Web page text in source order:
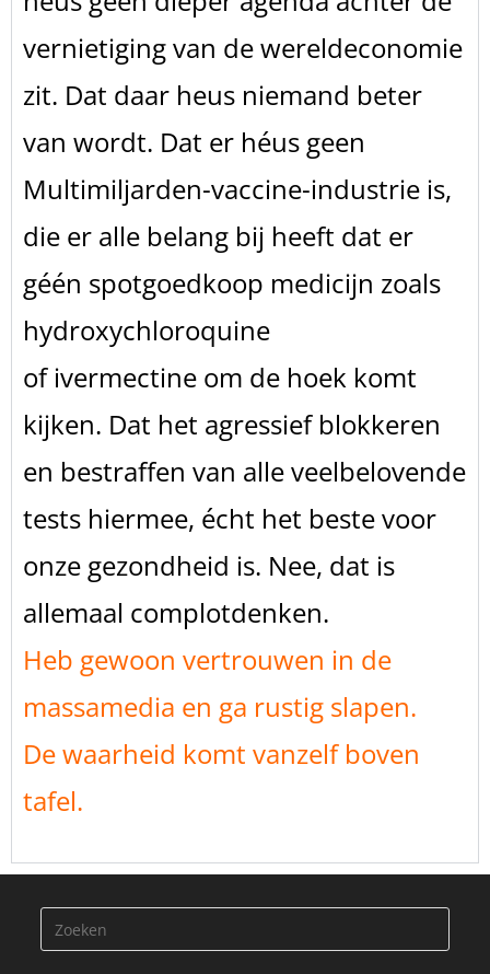
vernietiging van de wereldeconomie
zit. Dat daar heus niemand beter
van wordt. Dat er héus geen
Multimiljarden-vaccine-industrie is,
die er alle belang bij heeft dat er
géén spotgoedkoop medicijn zoals
hydroxychloroquine
of ivermectine om de hoek komt
kijken. Dat het agressief blokkeren
en bestraffen van alle veelbelovende
tests hiermee, écht het beste voor
onze gezondheid is. Nee, dat is
allemaal complotdenken.
Heb gewoon vertrouwen in de
massamedia en ga rustig slapen.
De waarheid komt vanzelf boven
tafel.